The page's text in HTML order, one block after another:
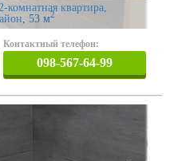
квартира,
, 53 м2
Контактный телефон:
098-567-64-99